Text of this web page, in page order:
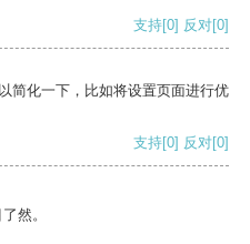
支持[0] 反对[0]
简化一下，比如将设置页面进行优
支持[0] 反对[0]
然。